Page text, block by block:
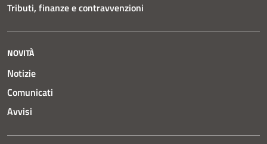
Tributi, finanze e contravvenzioni
NOVITÀ
Notizie
Comunicati
Avvisi